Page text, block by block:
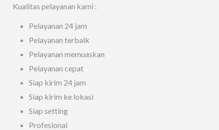
Kualitas pelayanan kami :
Pelayanan 24 jam
Pelayanan terbaik
Pelayanan memuaskan
Pelayanan cepat
Siap kirim 24 jam
Siap kirim ke lokasi
Siap setting
Profesional